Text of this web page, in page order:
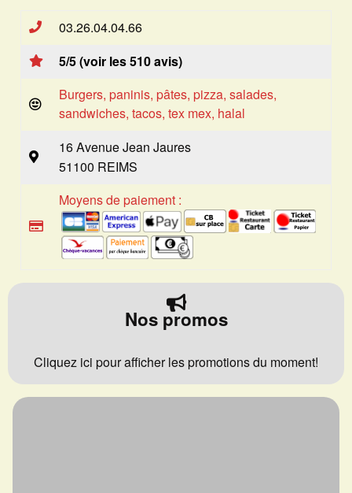
03.26.04.04.66
5/5 (voir les 510 avis)
Burgers, paninis, pâtes, pizza, salades,
sandwiches, tacos, tex mex, halal
16 Avenue Jean Jaures
51100 REIMS
Moyens de paiement :
Nos promos
Cliquez ici pour afficher les promotions du moment!